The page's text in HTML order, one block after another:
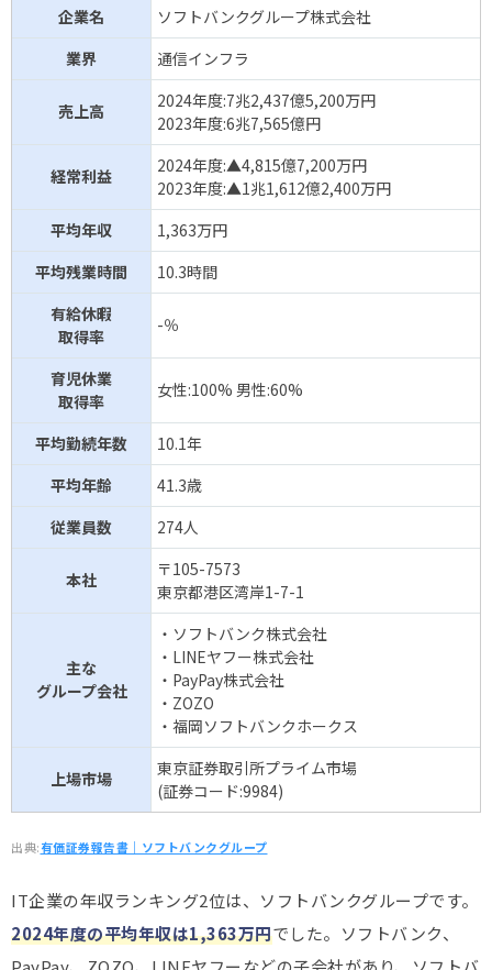
ディーエム
ソリューションズ
484万円(↑) インターネット・WEB
447万円(↓) 通信インフラ業界
398万円(↑)
企業名
ソフトバンクグループ株式会社
業界
通信インフラ
売上高
2024年度:7兆2,437億5,200万円
2023年度:6兆7,565億円
経常利益
2024年度:▲4,815億7,200万円
2023年度:▲1兆1,612億2,400万円
平均年収
1,363万円
平均残業時間
10.3時間
有給休暇
取得率
-％
育児休業
取得率
女性:100% 男性:60%
平均勤続年数
10.1年
平均年齢
41.3歳
従業員数
274人
本社
〒105-7573
東京都港区湾岸1-7-1
主な
グループ会社
・ソフトバンク株式会社
・LINEヤフー株式会社
・PayPay株式会社
・ZOZO
・福岡ソフトバンクホークス
上場市場
東京証券取引所プライム市場
(証券コード:9984)
出典:有価証券報告書｜ソフトバンクグループ
IT企業の年収ランキング2位は、ソフトバンクグループです。
2024年度の平均年収は1,363万円でした。ソフトバンク、